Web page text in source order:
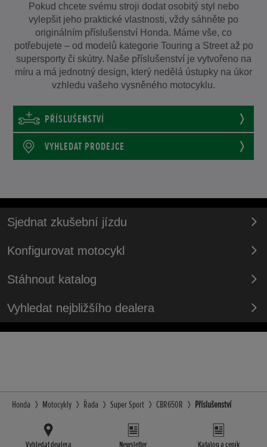
Pokud chcete svému stroji dodat osobitý styl nebo
vylepšit jeho praktické vlastnosti, vždy sáhněte po
originálním příslušenství Honda. Máme vše, co
potřebujete – od modelů kategorie Touring a Street až po
supersporty či skútry. Naše příslušenství je vytvořeno na
míru a má jednotný design, který nedělá ústupky na úkor
vzhledu vašeho vysněného motocyklu.
PŘÍSLUŠENSTVÍ
VYHLEDAT PRODEJCE
Sjednat zkušební jízdu
Konfigurovat motocykl
Stáhnout katalog
Vyhledat nejbližšího dealera
Honda Motocykly Řada Super Sport CBR650R Příslušenství
Vyhledat dealera Newsletter Katalog a ceník